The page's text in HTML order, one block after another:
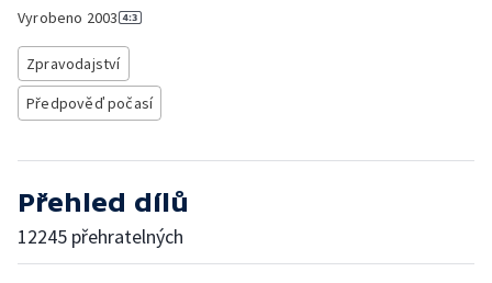
Vyrobeno 2003
Zpravodajství
Předpověď počasí
Přehled dílů
12245 přehratelných